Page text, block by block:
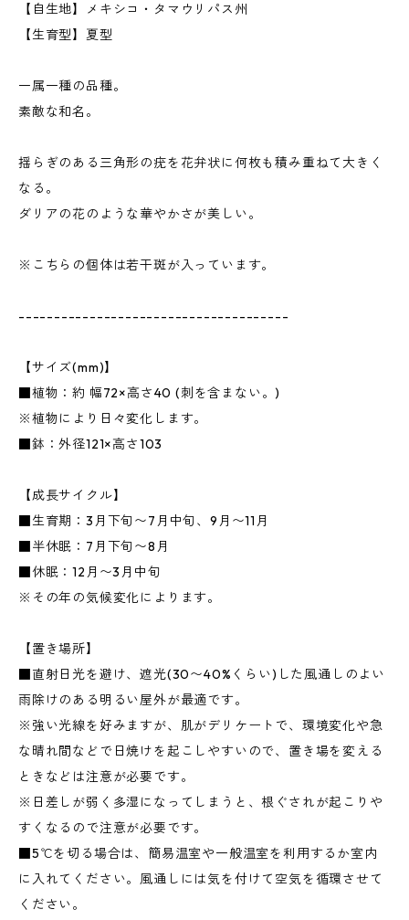
【自生地】メキシコ・タマウリパス州
【生育型】夏型
一属一種の品種。
素敵な和名。
揺らぎのある三角形の疣を花弁状に何枚も積み重ねて大きく
なる。
ダリアの花のような華やかさが美しい。
※こちらの個体は若干斑が入っています。
--------------------------------------
【サイズ(mm)】
■植物：約 幅72×高さ40 (刺を含まない。)
※植物により日々変化します。
■鉢：外径121×高さ103
【成長サイクル】
■生育期：3月下旬〜7月中旬、9月〜11月
■半休眠：7月下旬〜8月
■休眠：12月〜3月中旬
※その年の気候変化によります。
【置き場所】
■直射日光を避け、遮光(30〜40%くらい)した風通しのよい
雨除けのある明るい屋外が最適です。
※強い光線を好みますが、肌がデリケートで、環境変化や急
な晴れ間などで日焼けを起こしやすいので、置き場を変える
ときなどは注意が必要です。
※日差しが弱く多湿になってしまうと、根ぐされが起こりや
すくなるので注意が必要です。
■5℃を切る場合は、簡易温室や一般温室を利用するか室内
に入れてください。風通しには気を付けて空気を循環させて
ください。